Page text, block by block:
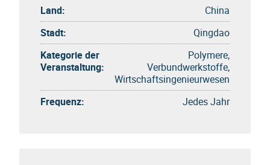
Land:
China
Stadt:
Qingdao
Kategorie der
Veranstaltung:
Polymere,
Verbundwerkstoffe,
Wirtschaftsingenieurwesen
Frequenz:
Jedes Jahr